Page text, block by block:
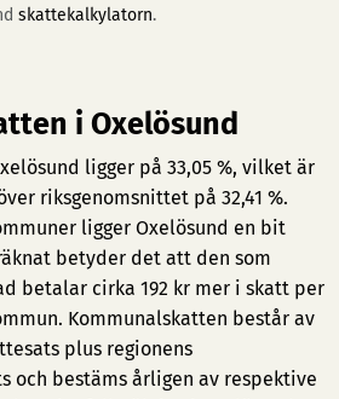
skattekalkylatorn.
i Oxelösund
ligger på 33,05 %, vilket är
riksgenomsnittet på 32,41 %.
ligger Oxelösund en bit
betyder det att den som
betalar cirka 192 kr mer i skatt per
Kommunalskatten består av
plus regionens
och bestäms årligen av respektive